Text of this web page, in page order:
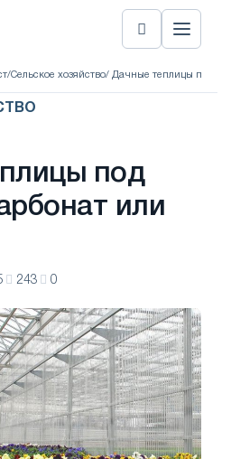
/Сельское хозяйство/ Дачные теплицы под
под
или
243 0